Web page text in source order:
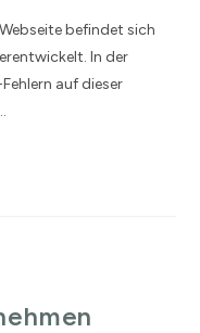
befindet sich
In der
auf dieser